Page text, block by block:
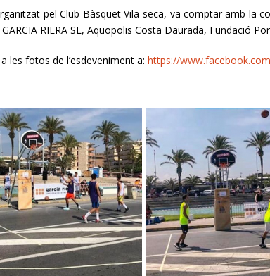
pel Club Bàsquet Vila-seca, va comptar amb la
RIERA SL, Aquopolis Costa Daurada, Fundació
les fotos de l’esdeveniment a: https://